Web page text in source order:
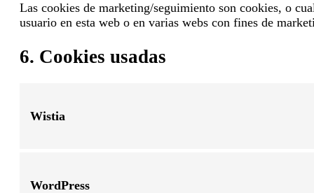
Las cookies de marketing/seguimiento son cookies, o
usuario en esta web o en varias webs con fines de
6. Cookies usadas
Wistia
WordPress